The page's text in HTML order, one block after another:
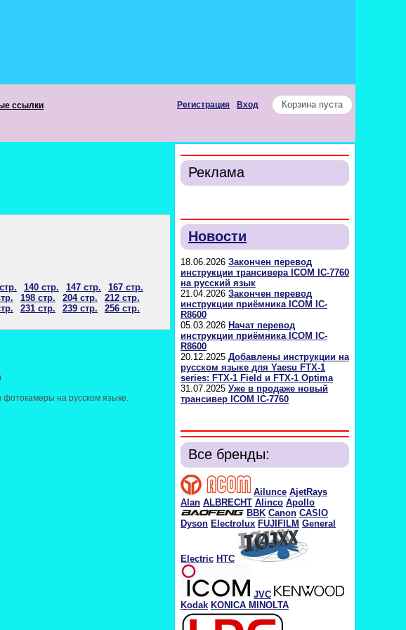
ссылки Корзина пуста
Регистрация Вход
Реклама
Новости
18.06.2026 Закончен перевод
инструкции трансивера ICOM IC-7760
на русский язык
21.04.2026 Закончен перевод
инструкции приёмника ICOM IC-
R8600
05.03.2026 Начат перевод
инструкции приёмника ICOM IC-
R8600
20.12.2025 Добавлены инструкции на
русском языке для Yaesu FTX-1
series: FTX-1 Field и FTX-1 Optima
31.07.2025 Уже в продаже новый
трансивер ICOM IC-7760
Все бренды:
Ailunce AjetRays
Alan ALBRECHT Alinco Apollo
BBK Canon CASIO
Dyson Electrolux FUJIFILM General
Electric HTC
JVC
Kodak KONICA MINOLTA
140 стр. 147 стр.
167 стр.
198 стр. 204 стр.
212 стр.
231 стр. 239 стр.
256 стр.
фотокамеры на русском языке.